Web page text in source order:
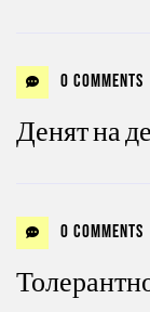
0 Comments
Денят на
0 Comments